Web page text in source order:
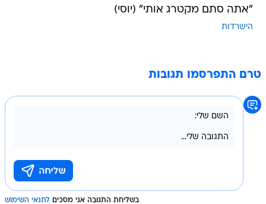
"אתה סתם מקטרג אותי" (יוסי)
הישרדות
טרם התפרסמו תגובות
בשליחת התגובה אני מסכים לתנאי השימוש